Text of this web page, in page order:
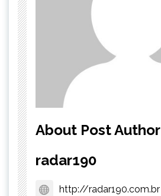
About Post Author
radar190
http://radar190.com.br